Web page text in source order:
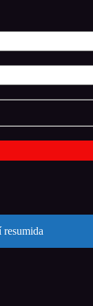
resumida